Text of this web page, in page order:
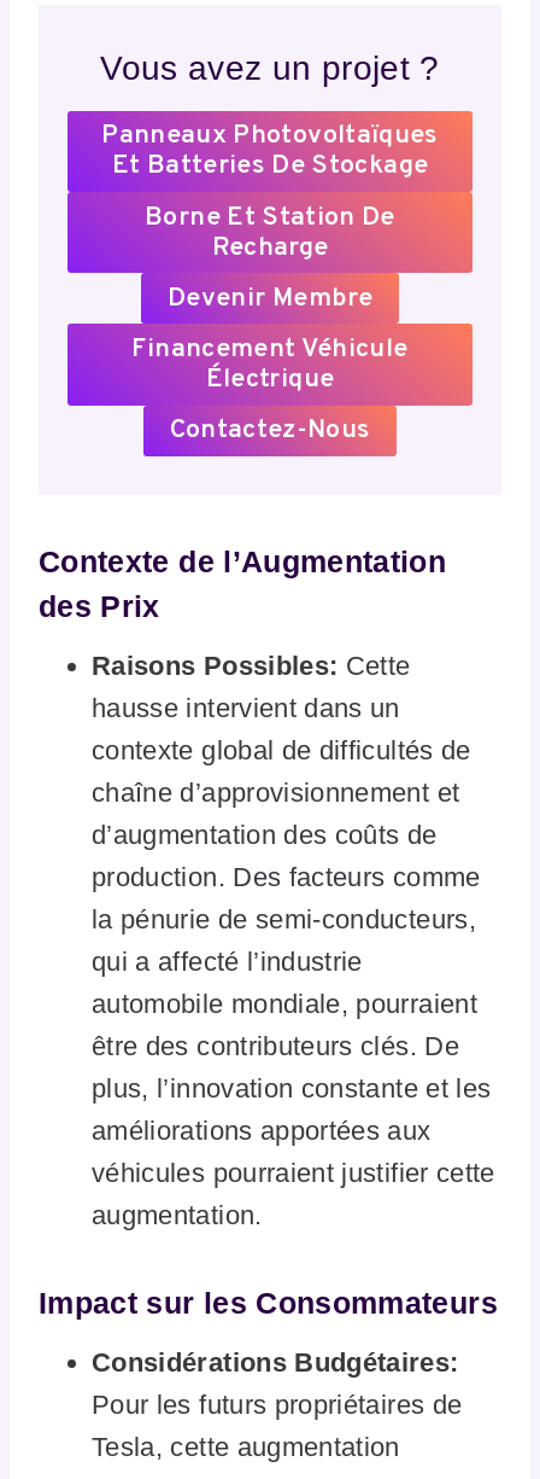
Vous avez un projet ?
Panneaux Photovoltaïques
Et Batteries De Stockage
Borne Et Station De
Recharge
Devenir Membre
Financement Véhicule
Électrique
Contactez-Nous
Contexte de l’Augmentation
des Prix
Raisons Possibles: Cette
hausse intervient dans un
contexte global de difficultés de
chaîne d’approvisionnement et
d’augmentation des coûts de
production. Des facteurs comme
la pénurie de semi-conducteurs,
qui a affecté l’industrie
automobile mondiale, pourraient
être des contributeurs clés. De
plus, l’innovation constante et les
améliorations apportées aux
véhicules pourraient justifier cette
augmentation.
Impact sur les Consommateurs
Considérations Budgétaires:
Pour les futurs propriétaires de
Tesla, cette augmentation